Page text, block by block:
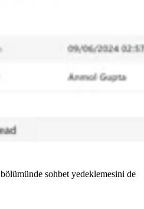
sohbet yedeklemesini de